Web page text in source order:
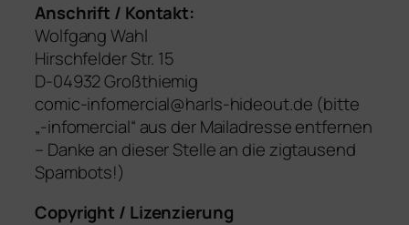
Anschrift / Kontakt:
Wolfgang Wahl
Hirschfelder Str. 15
D-04932 Großthiemig
comic-infomercial@harls-hideout.de (bitte
„-infomercial“ aus der Mailadresse entfernen
– Danke an dieser Stelle an die zigtausend
Spambots!)
Copyright / Lizenzierung